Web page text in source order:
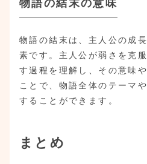
物語の結末の意味
物語の結末は、主人公の成
素です。主人公が弱さを克
す過程を理解し、その意味
ことで、物語全体のテーマ
することができます。
まとめ